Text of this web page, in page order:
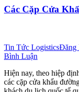
Các Cặp Cửa
Tin Tức LogisticsĐăng
Bình Luận
Hiện nay, theo hiệp
các cặp cửa khẩu